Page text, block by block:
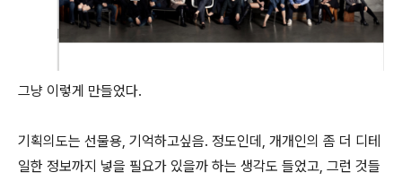
그냥 이렇게 만들었다.
기획의도는 선물용, 기억하고싶음. 정도인데, 개개인의 좀 더 디테
일한 정보까지 넣을 필요가 있을까 하는 생각도 들었고, 그런 것들